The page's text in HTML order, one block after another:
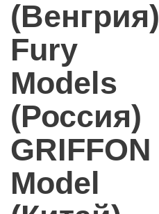
(Венгрия)
Fury
Models
(Россия)
GRIFFON
Model